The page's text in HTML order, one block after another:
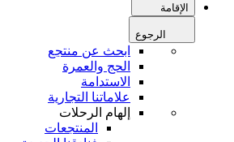
الإقامة
الرجوع
ابحث عن منتجع
الحج والعمرة
الاستدامة
علاماتنا التجارية
إلهام الرحلات
المنتجعات